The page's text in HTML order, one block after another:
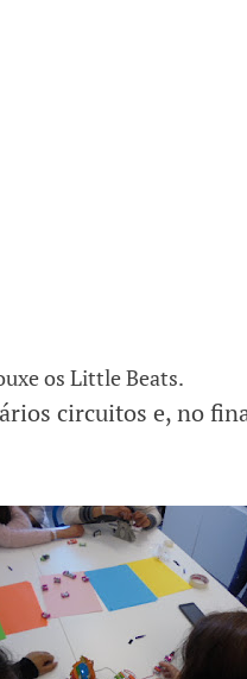
os Little Beats.
circuitos e, no